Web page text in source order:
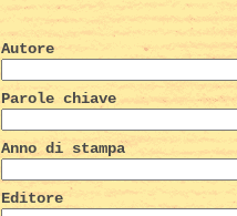
Autore
Parole chiave
Anno di stampa
Editore